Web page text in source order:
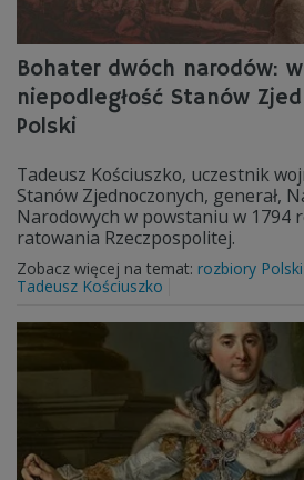
Bohater dwóch narodów:
niepodległość Stanów
Polski
Tadeusz Kościuszko, uczestnik
Stanów Zjednoczonych, generał,
Narodowych w powstaniu w 1794
ratowania Rzeczpospolitej.
Zobacz więcej na temat: rozbiory Polski
Tadeusz Kościuszko